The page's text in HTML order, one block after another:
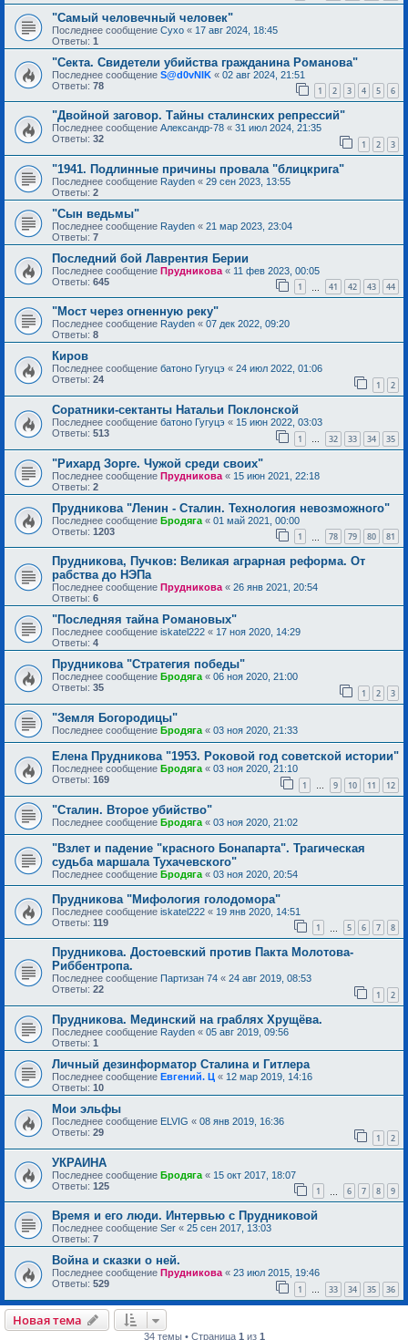
"Самый человечный человек"
Последнее сообщение Сухо « 17 авг 2024, 18:45
Ответы: 1
"Секта. Свидетели убийства гражданина Романова"
Последнее сообщение S@d0vNIK « 02 авг 2024, 21:51
Ответы: 78 1 2 3 4 5 6
"Двойной заговор. Тайны сталинских репрессий"
Последнее сообщение Александр-78 « 31 июл 2024, 21:35
Ответы: 32 1 2 3
"1941. Подлинные причины провала "блицкрига"
Последнее сообщение Rayden « 29 сен 2023, 13:55
Ответы: 2
"Сын ведьмы"
Последнее сообщение Rayden « 21 мар 2023, 23:04
Ответы: 7
Последний бой Лаврентия Берии
Последнее сообщение Прудникова « 11 фев 2023, 00:05
Ответы: 645 1 41 42 43 44
"Мост через огненную реку"
Последнее сообщение Rayden « 07 дек 2022, 09:20
Ответы: 8
Киров
Последнее сообщение батоно Гугуцэ « 24 июл 2022, 01:06
Ответы: 24 1 2
Соратники-сектанты Натальи Поклонской
Последнее сообщение батоно Гугуцэ « 15 июн 2022, 03:03
Ответы: 513 1 … 32 33 34 35
"Рихард Зорге. Чужой среди своих"
Последнее сообщение Прудникова « 15 июн 2021, 22:18
Ответы: 2
Прудникова "Ленин - Сталин. Технология невозможного"
Последнее сообщение Бродяга « 01 май 2021, 00:00
Ответы: 1203 1 78 79 80 81
Прудникова, Пучков: Великая аграрная реформа. От
рабства до НЭПа
Последнее сообщение Прудникова« 26 янв 2021, 20:54
Ответы: 6
"Последняя тайна Романовых"
Последнее сообщение iskatel222 « 17 ноя 2020, 14:29
Ответы: 4
Прудникова "Стратегия победы"
Последнее сообщение Бродяга« 06 ноя 2020, 21:00
Ответы: 35 1 2 3
"Земля Богородицы"
Последнее сообщение Бродяга « 03 ноя 2020, 21:33
Елена Прудникова "1953. Роковой год советской истории"
Последнее сообщение Бродяга « 03 ноя 2020, 21:10
Ответы: 169 1 … 9 10 11 12
"Сталин. Второе убийство"
Последнее сообщение Бродяга « 03 ноя 2020, 21:02
"Взлет и падение "красного Бонапарта". Трагическая
судьба маршала Тухачевского"
Последнее сообщение Бродяга « 03 ноя 2020, 20:54
Прудникова "Мифология голодомора"
Последнее сообщение iskatel222 « 19 янв 2020, 14:51
Ответы: 119 1 5 6 7 8
Прудникова. Достоевский против Пакта Молотова-
Риббентропа.
Последнее сообщение Партизан 74 « 24 авг 2019, 08:53
Ответы: 22 1 2
Прудникова. Мединский на граблях Хрущёва.
Последнее сообщение Rayden « 05 авг 2019, 09:56
Ответы: 1
Личный дезинформатор Сталина и Гитлера
Последнее сообщение Евгений. Ц « 12 мар 2019, 14:16
Ответы: 10
Мои эльфы
Последнее сообщение ELVIG « 08 янв 2019, 16:36
Ответы: 29 1 2
УКРАИНА
Последнее сообщение Бродяга « 15 окт 2017, 18:07
Ответы: 125 1 6 7 8 9
Время и его люди. Интервью с Прудниковой
Последнее сообщение Ser « 25 сен 2017, 13:03
Ответы: 7
Война и сказки о ней.
Последнее сообщение Прудникова « 23 июл 2015, 19:46
Ответы: 529 1 … 33 34 35 36
Новая тема
34 темы • Страница 1 из 1